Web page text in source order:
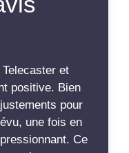
transforme en un
La possibilité de
polyvalence
des sonorités
de la Telecaster.